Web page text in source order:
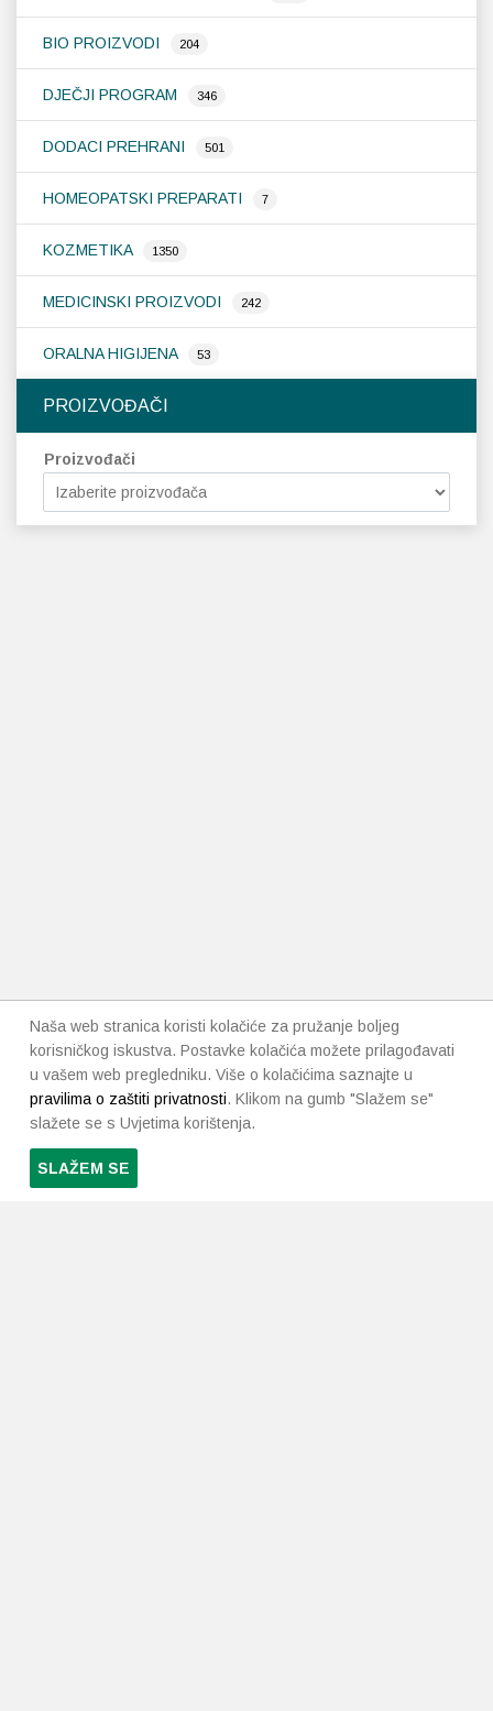
BIO PROIZVODI 204
DJEČJI PROGRAM 346
DODACI PREHRANI 501
HOMEOPATSKI PREPARATI 7
KOZMETIKA 1350
MEDICINSKI PROIZVODI 242
ORALNA HIGIJENA 53
PROIZVOĐAČI
Proizvođači
Naša web stranica koristi kolačiće za pružanje boljeg
korisničkog iskustva. Postavke kolačića možete prilagođavati
u vašem web pregledniku. Više o kolačićima saznajte u
pravilima o zaštiti privatnosti. Klikom na gumb "Slažem se"
slažete se s Uvjetima korištenja.
SLAŽEM SE